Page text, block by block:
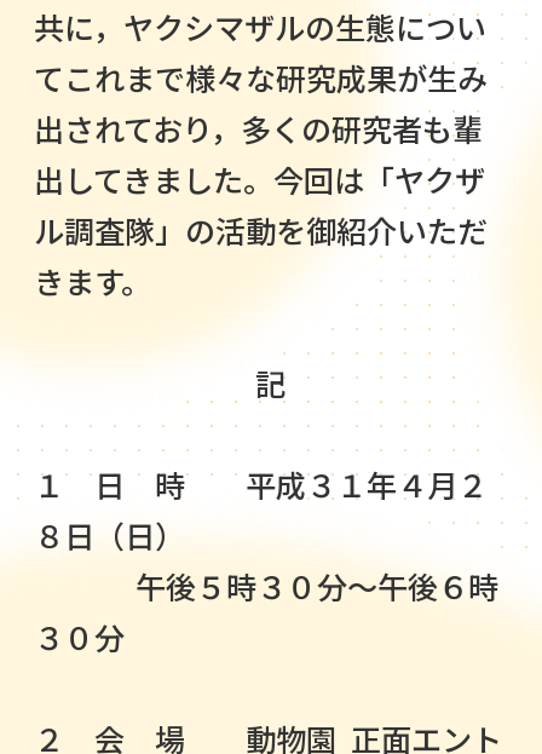
共に，ヤクシマザルの生態につい
てこれまで様々な研究成果が生み
出されており，多くの研究者も輩
出してきました。今回は「ヤクザ
ル調査隊」の活動を御紹介いただ
きます。
記
１ 日 時 平成３１年４月２
８日（日）
午後５時３０分～午後６時
３０分
２ 会 場 動物園 正面エント